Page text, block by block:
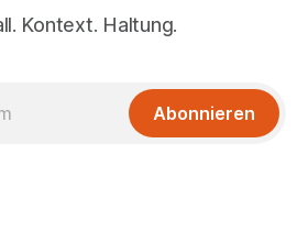
Kontext. Haltung.
Abonnieren